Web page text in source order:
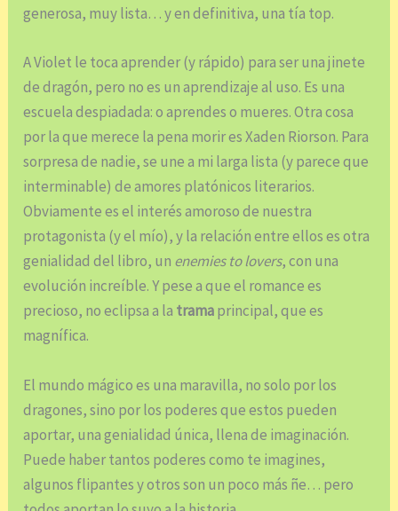
generosa, muy lista… y en definitiva, una tía top.
A Violet le toca aprender (y rápido) para ser una jinete
de dragón, pero no es un aprendizaje al uso. Es una
escuela despiadada: o aprendes o mueres. Otra cosa
por la que merece la pena morir es Xaden Riorson. Para
sorpresa de nadie, se une a mi larga lista (y parece que
interminable) de amores platónicos literarios.
Obviamente es el interés amoroso de nuestra
protagonista (y el mío), y la relación entre ellos es otra
genialidad del libro, un enemies to lovers, con una
evolución increíble. Y pese a que el romance es
precioso, no eclipsa a la tramaprincipal, que es
magnífica.
El mundo mágico es una maravilla, no solo por los
dragones, sino por los poderes que estos pueden
aportar, una genialidad única, llena de imaginación.
Puede haber tantos poderes como te imagines,
algunos flipantes y otros son un poco más ñe… pero